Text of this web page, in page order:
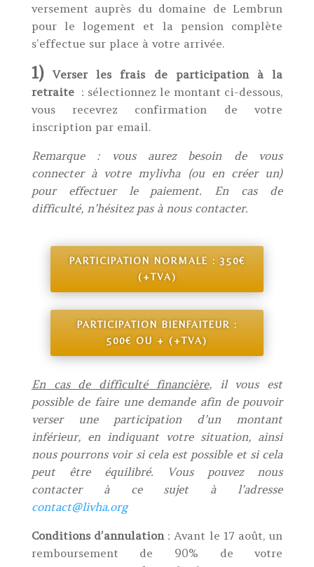
versement auprès du domaine de Lembrun
pour le logement et la pension complète
s’effectue sur place à votre arrivée.
1)Verser les frais de participation à la
retraite : sélectionnez le montant ci-dessous,
vous recevrez confirmation de votre
inscription par email.
Remarque : vous aurez besoin de vous
connecter à votre mylivha (ou en créer un)
pour effectuer le paiement. En cas de
difficulté, n’hésitez pas à nous contacter.
PARTICIPATION NORMALE : 350€
(+TVA)
PARTICIPATION BIENFAITEUR :
500€ OU + (+TVA)
En cas de difficulté financière, il vous est
possible de faire une demande afin de pouvoir
verser une participation d’un montant
inférieur, en indiquant votre situation, ainsi
nous pourrons voir si cela est possible et si cela
peut être équilibré. Vous pouvez nous
contacter à ce sujet à l’adresse
contact@livha.org
Conditions d’annulation : Avant le 17 août, un
remboursement de 90% de votre